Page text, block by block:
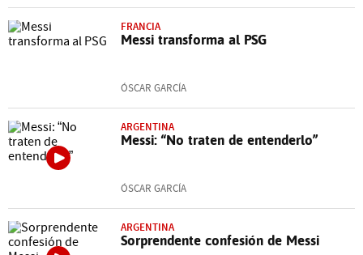
FRANCIA
Messi transforma al PSG
ÓSCAR GARCÍA
ARGENTINA
Messi: “No traten de entenderlo”
ÓSCAR GARCÍA
ARGENTINA
Sorprendente confesión de Messi